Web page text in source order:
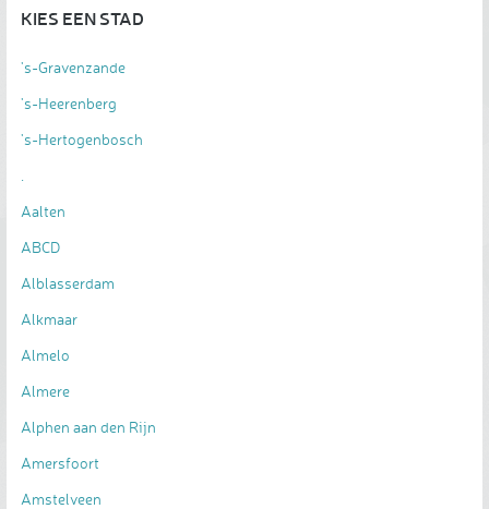
KIES EEN STAD
's-Gravenzande
's-Heerenberg
's-Hertogenbosch
Aalten
ABCD
Alblasserdam
Alkmaar
Almelo
Almere
Alphen aan den Rijn
Amersfoort
Amstelveen